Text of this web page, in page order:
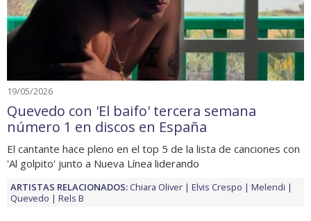
19/05/2026
Quevedo con 'El baifo' tercera semana
número 1 en discos en España
El cantante hace pleno en el top 5 de la lista de canciones con
'Al golpito' junto a Nueva Línea liderando
ARTISTAS RELACIONADOS:Chiara Oliver Elvis Crespo
Melendi
Quevedo
Rels B